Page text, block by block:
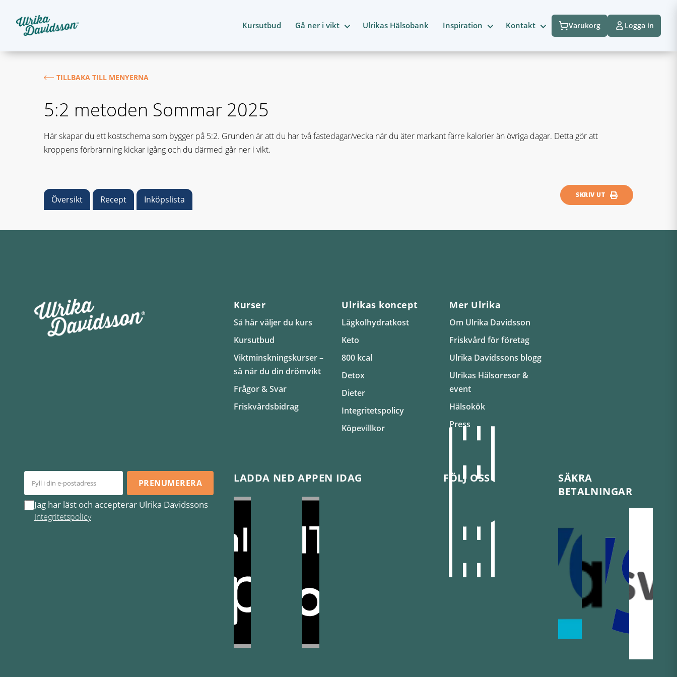
Kursutbud Gå ner i vikt Ulrikas Hälsobank Inspiration Kontakt Varukorg Logga in
TILLBAKA TILL MENYERNA
5:2 metoden Sommar 2025
Här skapar du ett kostschema som bygger på 5:2. Grunden är att du har två fastedagar/vecka när du äter markant färre kalorier än övriga dagar. Detta gör att
kroppens förbränning kickar igång och du därmed går ner i vikt.
Översikt Recept Inköpslista SKRIV UT
Kurser
Så här väljer du kurs
Kursutbud
Viktminskningskurser –
så når du din drömvikt
Frågor & Svar
Friskvårdsbidrag
Ulrikas koncept
Lågkolhydratkost
Keto
800 kcal
Detox
Dieter
Integritetspolicy
Köpevillkor
Mer Ulrika
Om Ulrika Davidsson
Friskvård för företag
Ulrika Davidssons blogg
Ulrikas Hälsoresor &
event
Hälsokök
Press
PRENUMERERA
Jag har läst och accepterar Ulrika Davidssons
Integritetspolicy
LADDA NED APPEN IDAG FÖLJ OSS
SÄKRA
BETALNINGAR